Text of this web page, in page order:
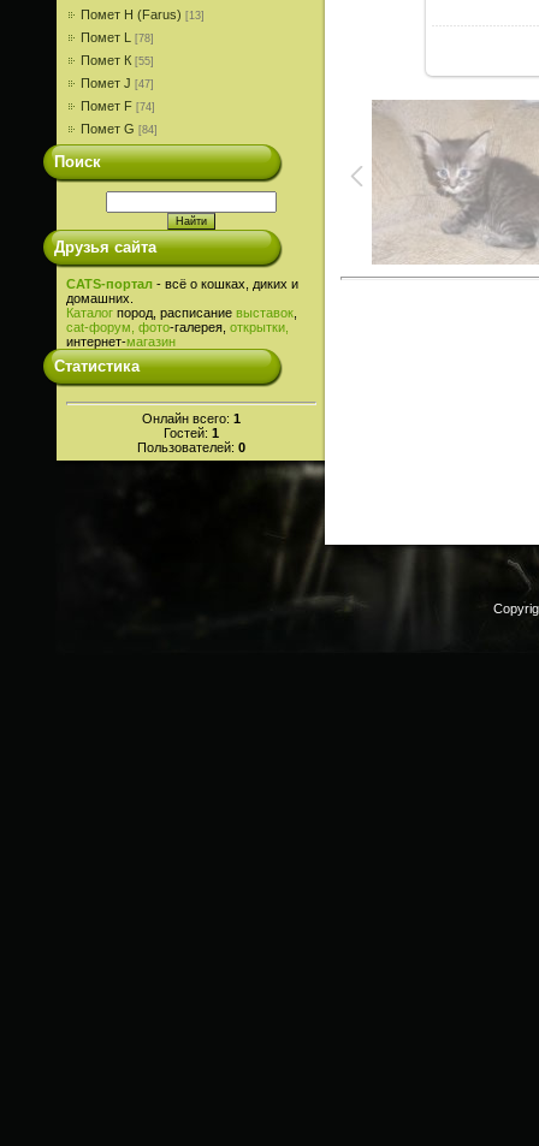
Помет Н (Farus) [13]
Помет L [78]
Помет К [55]
Помет J [47]
Помет F [74]
Помет G [84]
Поиск
Друзья сайта
CATS-портал - всё о кошках, диких и
домашних.
Каталог пород, расписание выставок
cat-форум, фото-галерея, открытки,
интернет-магазин
Статистика
Онлайн всего: 1
Гостей: 1
Пользователей: 0